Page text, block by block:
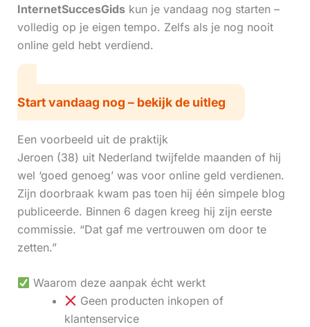
InternetSuccesGidskun je vandaag nog starten –
volledig op je eigen tempo. Zelfs als je nog nooit
online geld hebt verdiend.
Start vandaag nog – bekijk de uitleg
Een voorbeeld uit de praktijk
Jeroen (38) uit Nederland twijfelde maanden of hij
wel ‘goed genoeg’ was voor online geld verdienen.
Zijn doorbraak kwam pas toen hij één simpele blog
publiceerde. Binnen 6 dagen kreeg hij zijn eerste
commissie. “Dat gaf me vertrouwen om door te
zetten.”
Waarom deze aanpak écht werkt
Geen producten inkopen of
klantenservice